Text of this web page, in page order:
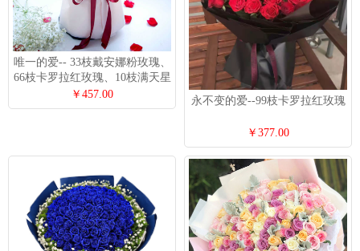
唯一的爱-- 33枝戴安娜粉玫瑰、
66枝卡罗拉红玫瑰、10枝满天星
￥457.00
永不变的爱--99枝卡罗拉红玫瑰
￥377.00